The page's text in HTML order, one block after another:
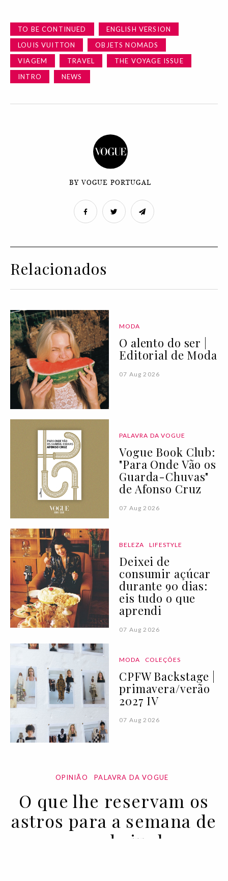
TO BE CONTINUED
ENGLISH VERSION
LOUIS VUITTON
OBJETS NOMADS
VIAGEM
TRAVEL
THE VOYAGE ISSUE
INTRO
NEWS
BY VOGUE PORTUGAL
Relacionados
MODA
O alento do ser |
Editorial de Moda
07 Aug 2026
PALAVRA DA VOGUE
Vogue Book Club:
"Para Onde Vão os
Guarda-Chuvas"
de Afonso Cruz
07 Aug 2026
BELEZA LIFESTYLE
Deixei de
consumir açúcar
durante 90 dias:
eis tudo o que
aprendi
07 Aug 2026
MODA COLEÇÕES
CPFW Backstage |
primavera/verão
2027 IV
07 Aug 2026
OPINIÃO PALAVRA DA VOGUE
O que lhe reservam os
astros para a semana de
13 a 19 de junho